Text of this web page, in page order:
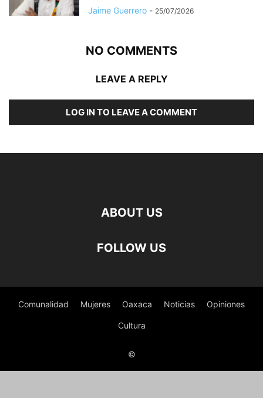
Jaime Guerrero - 25/07/2026
NO COMMENTS
LEAVE A REPLY
LOG IN TO LEAVE A COMMENT
ABOUT US
FOLLOW US
Comunalidad Mujeres Oaxaca Noticias Opiniones
Cultura
©